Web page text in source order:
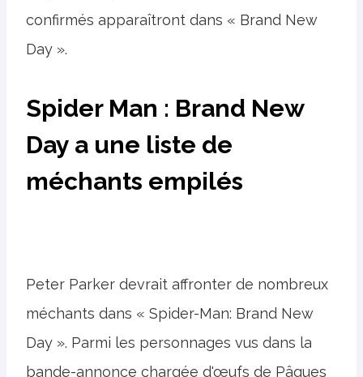
confirmés apparaîtront dans « Brand New
Day ».
Spider Man : Brand New
Day a une liste de
méchants empilés
Peter Parker devrait affronter de nombreux
méchants dans « Spider-Man: Brand New
Day ». Parmi les personnages vus dans la
bande-annonce chargée d'œufs de Pâques